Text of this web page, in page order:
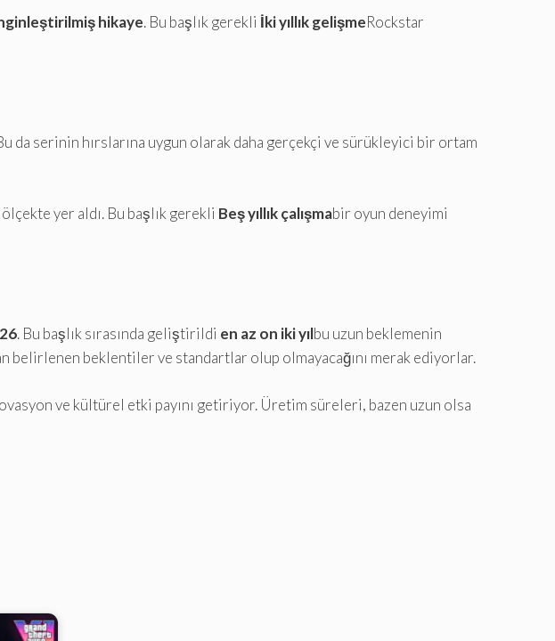
hikaye. Bu başlık gerekli İki yıllık gelişmeRockstar
da serinin hırslarına uygun olarak daha gerçekçi ve sürükleyici bir ortam
yer aldı. Bu başlık gerekli Beş yıllık çalışmabir oyun deneyimi
. Bu başlık sırasında geliştirildi en az on iki yılbu uzun beklemenin
belirlenen beklentiler ve standartlar olup olmayacağını merak ediyorlar.
ve kültürel etki payını getiriyor. Üretim süreleri, bazen uzun olsa